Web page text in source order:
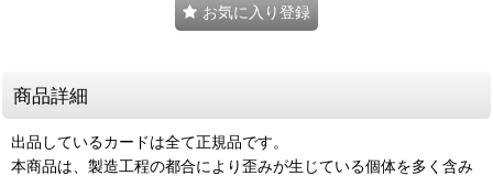
お気に入り登録
商品詳細
出品しているカードは全て正規品です。
本商品は、製造工程の都合により歪みが生じている個体を多く含み